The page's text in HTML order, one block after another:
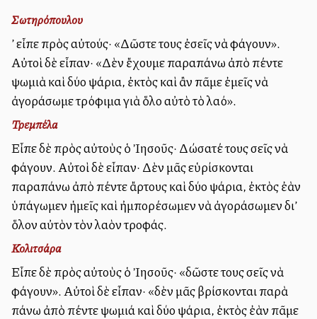
Σωτηρόπουλου
Ἀλλ’ εἶπε πρὸς αὐτούς· «Δῶστε τους ἐσεῖς νὰ φάγουν».
Αὐτοὶ δὲ εἶπαν· «Δὲν ἔχουμε παραπάνω ἀπὸ πέντε
ψωμιὰ καὶ δύο ψάρια, ἐκτὸς καὶ ἂν πᾶμε ἐμεῖς νὰ
ἀγοράσωμε τρόφιμα γιὰ ὅλο αὐτὸ τὸ λαό».
Τρεμπέλα
Εἶπε δὲ πρὸς αὐτοὺς ὁ Ἰησοῦς· Δώσατέ τους σεῖς νὰ
φάγουν. Αὐτοὶ δὲ εἶπαν· Δὲν μᾶς εὑρίσκονται
παραπάνω ἀπὸ πέντε ἄρτους καὶ δύο ψάρια, ἐκτὸς ἐὰν
ὑπάγωμεν ἡμεῖς καὶ ἠμπορέσωμεν νὰ ἀγοράσωμεν δι’
ὅλον αὐτὸν τὸν λαὸν τροφάς.
Κολιτσάρα
Εἶπε δὲ πρὸς αὐτοὺς ὁ Ἰησοῦς· «δῶστε τους σεῖς νὰ
φάγουν». Αὐτοὶ δὲ εἶπαν· «δὲν μᾶς βρίσκονται παρὰ
πάνω ἀπὸ πέντε ψωμιά καὶ δύο ψάρια, ἐκτὸς ἐὰν πᾶμε